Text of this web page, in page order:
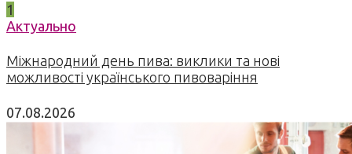
1
Актуально
Міжнародний день пива: виклики та нові
можливості українського пивоваріння
07.08.2026